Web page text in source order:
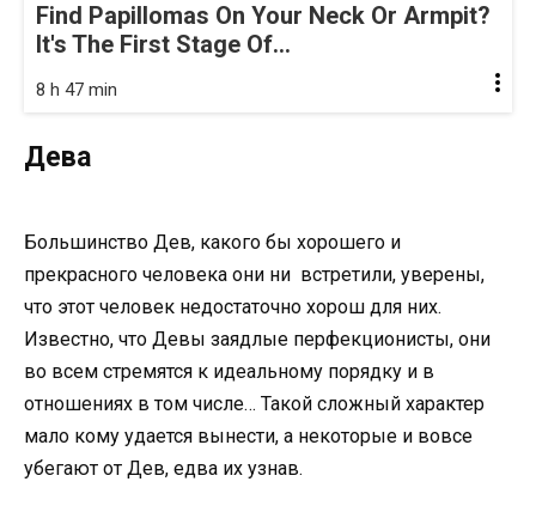
Find Papillomas On Your Neck Or Armpit?
It's The First Stage Of...
8 h 47 min
Дева
Большинство Дев, какого бы хорошего и
прекрасного человека они ни встретили, уверены,
что этот человек недостаточно хорош для них.
Известно, что Девы заядлые перфекционисты, они
во всем стремятся к идеальному порядку и в
отношениях в том числе… Такой сложный характер
мало кому удается вынести, а некоторые и вовсе
убегают от Дев, едва их узнав.